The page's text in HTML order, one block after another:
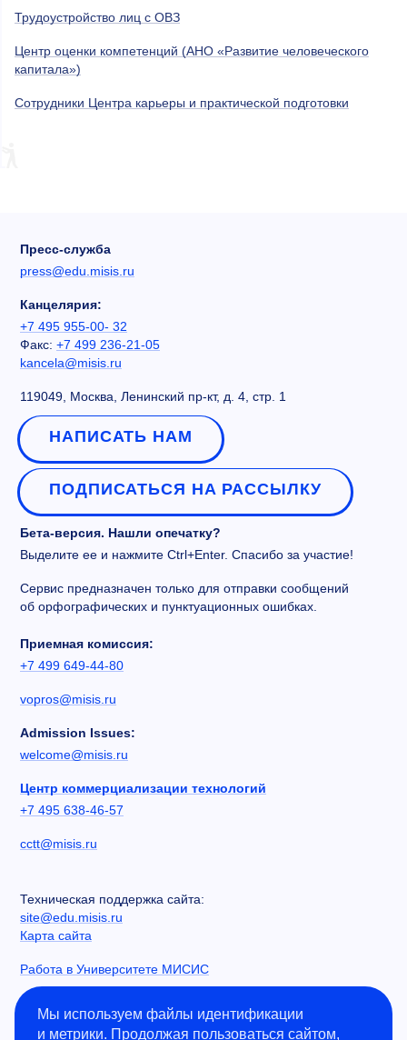
Трудоустройство лиц с ОВЗ
Центр оценки компетенций (АНО «Развитие человеческого
капитала»)
Сотрудники Центра карьеры и практической подготовки
Пресс-служба
press@edu.misis.ru
Канцелярия:
+7 495 955-00- 32
Факс: +7 499 236-21-05
kancela@misis.ru
119049, Москва, Ленинский пр-кт, д. 4, стр. 1
НАПИСАТЬ НАМ
ПОДПИСАТЬСЯ НА РАССЫЛКУ
Бета-версия. Нашли опечатку?
Выделите ее и нажмите Ctrl+Enter. Спасибо за участие!
Сервис предназначен только для отправки сообщений
об орфографических и пунктуационных ошибках.
Приемная комиссия:
+7 499 649-44-80
vopros@misis.ru
Admission Issues:
welcome@misis.ru
Центр коммерциализации технологий
+7 495 638-46-57
cctt@misis.ru
Техническая поддержка сайта:
site@edu.misis.ru
Карта сайта
Работа в Университете МИСИС
Сведения об образовательной организации
Мы используем файлы идентификации
и метрики. Продолжая пользоваться сайтом,